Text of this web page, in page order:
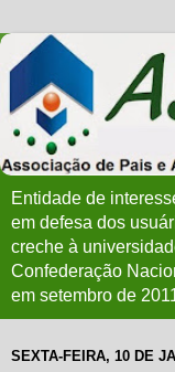
Entidade de
em defesa dos
creche à
Confederação
em setembro de
SEXTA-FEIRA, 10 DE